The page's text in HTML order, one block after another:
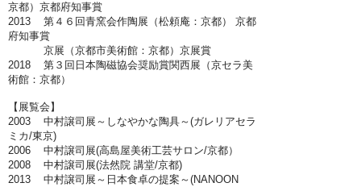
京都）京都府知事賞
2013 第４６回青窯会作陶展（松頼庵：京都） 京都
府知事賞
京展（京都市美術館：京都）京展賞
2018 第３回日本陶磁協会奨励賞関西展（京セラ美
術館：京都）
【展覧会】
2003 中村譲司展～しなやかな陶具～(ガレリアセラ
ミカ/東京)
2006 中村譲司展(高島屋美術工芸サロン/京都）
2008 中村譲司展(法然院 講堂/京都)
2013 中村譲司展～日本食卓の提案～(NANOON